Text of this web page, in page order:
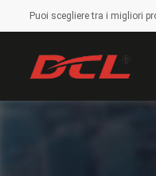
Puoi scegliere tra i migliori